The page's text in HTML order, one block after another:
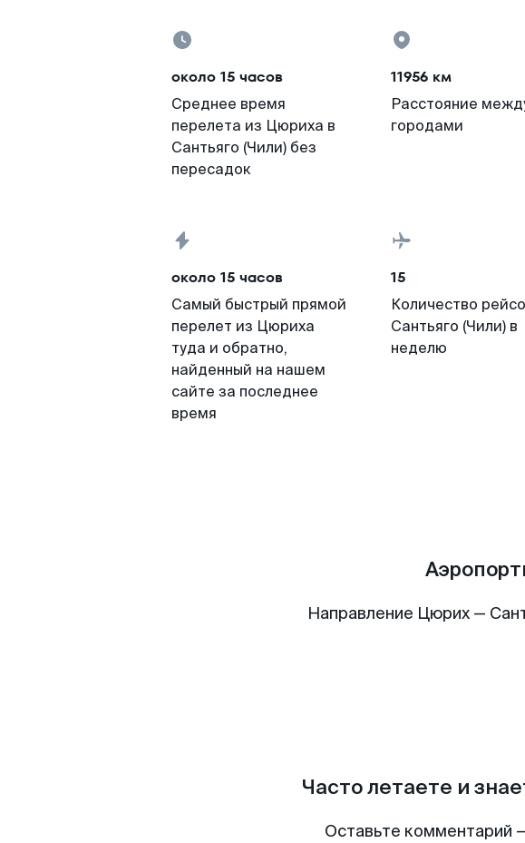
около 15 часов
Среднее время
перелета из Цюриха в
Сантьяго (Чили) без
пересадок
11956 км
Расстояние
городами
около 15 часов
Самый быстрый прямой
перелет из Цюриха
туда и обратно,
найденный на нашем
сайте за последнее
время
15
Количество
Сантьяго (Чили) в
неделю
Направление Цюрих —
Часто летаете и
Оставьте комментарий